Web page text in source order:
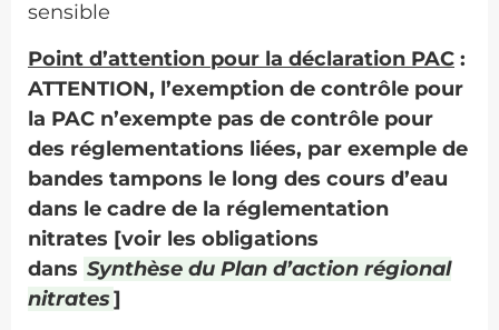
sensible
Point d’attention pour la déclaration PAC :
ATTENTION, l’exemption de contrôle pour
la PAC n’exempte pas de contrôle pour
des réglementations liées, par exemple de
bandes tampons le long des cours d’eau
dans le cadre de la réglementation
nitrates [voir les obligations
dans Synthèse du Plan d’action régional
nitrates]